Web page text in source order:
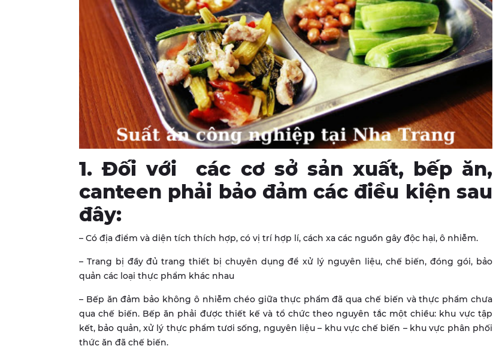
1. Đối với
các cơ sở sản xuất, bếp ăn,
canteen phải bảo đảm các điều kiện sau
đây:
– Có địa điểm và diện tích thích hợp, có vị trí hợp lí, cách xa các nguồn gây độc hại, ô nhiễm.
– Trang bị đầy đủ trang thiết bị chuyên dụng để xử lý nguyên liệu, chế biến, đóng gói, bảo
quản các loại thực phẩm khác nhau
– Bếp ăn đảm bảo không ô nhiễm chéo giữa thực phẩm đã qua chế biến và thực phẩm chưa
qua chế biến. Bếp ăn phải được thiết kế và tổ chức theo nguyên tắc một chiều: khu vực tập
kết, bảo quản, xử lý thực phẩm tươi sống, nguyên liệu – khu vực chế biến – khu vực phân phối
thức ăn đã chế biến.